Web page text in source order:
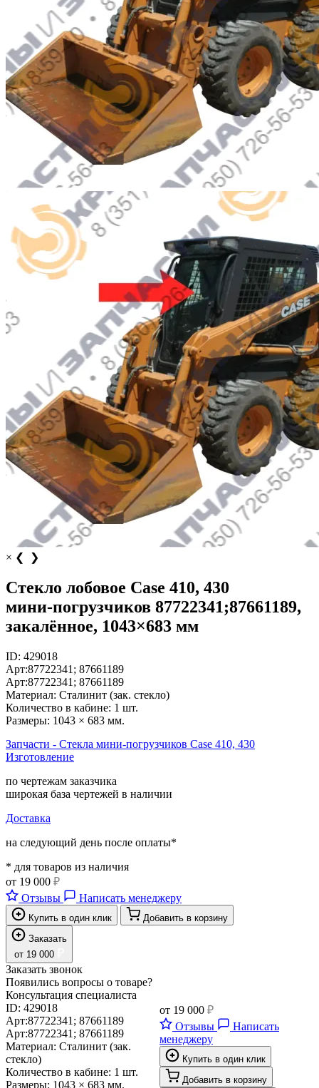
× ❮ ❯
Стекло лобовое Case 410, 430
мини‑погрузчиков 87722341;87661189,
закалённое, 1043×683 мм
ID: 429018
Арт:87722341; 87661189
Арт:87722341; 87661189
Материал: Сталинит (зак. стекло)
Количество в кабине: 1 шт.
Размеры: 1043 × 683 мм.
Запчасти - Стекла мини-погрузчиков Case 410, 430
Изготовление
по чертежам заказчика
широкая база чертежей в наличии
Доставка
на следующий день после оплаты*
* для товаров из наличия
от 19 000 ₽
Отзывы
Написать менеджеру
Купить в один клик
Добавить в корзину
Заказать
от 19 000
Заказать звонок
Появились вопросы о товаре?
Консультация специалиста
ID: 429018
Арт:87722341; 87661189
Арт:87722341; 87661189
Материал: Сталинит (зак.
стекло)
Количество в кабине: 1 шт.
Размеры: 1043 × 683 мм.
от 19 000 ₽
Отзывы
Написать
менеджеру
Купить в один клик
Добавить в корзину